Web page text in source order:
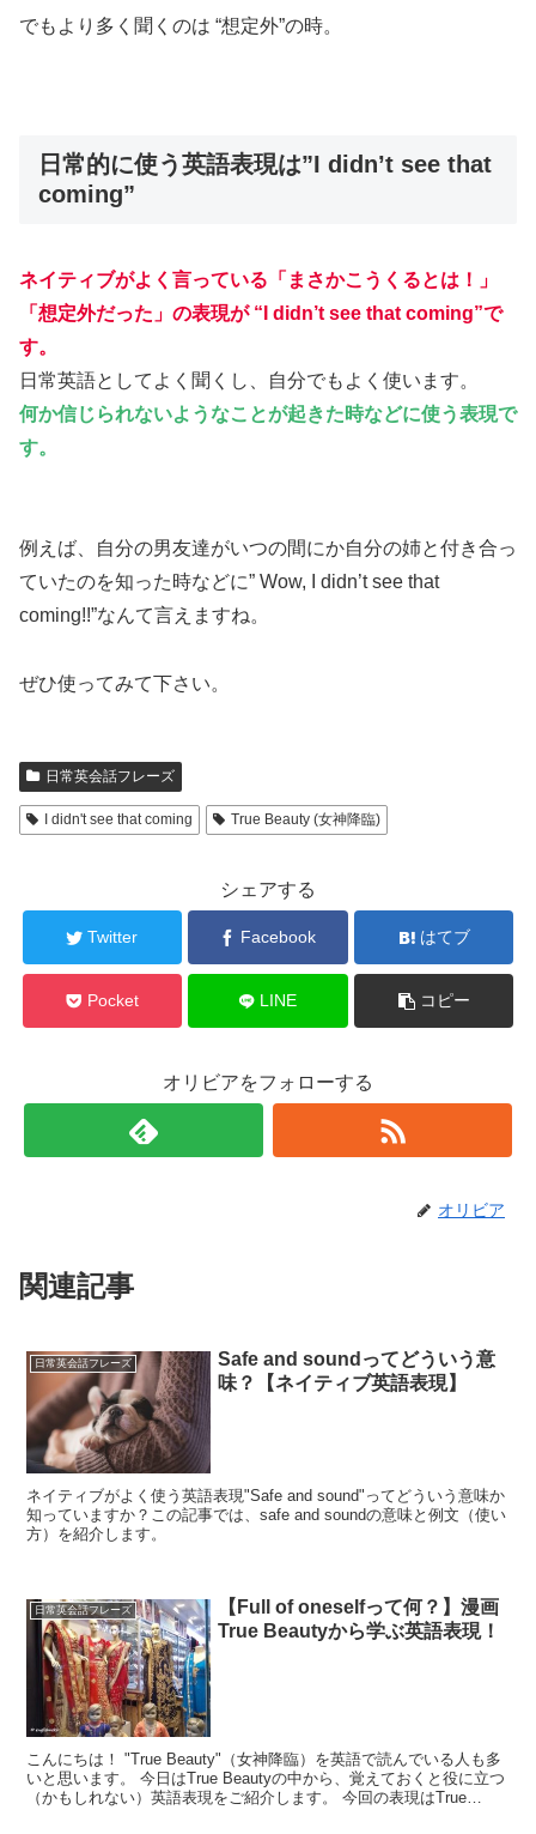
でも より多く聞くのは “想定外”の時。
日常的に使う英語表現は”I didn’t see that
coming”
ネイティブがよく言っている 「まさかこうくるとは！」
「想定外だった」の表現が “I didn’t see that coming”で
す。
日常英語としてよく聞くし、自分でもよく使います。
何か信じられないようなことが起きた時などに使う表現で
す。
例えば、
自分の男友達がいつの間にか自分の姉と付き合っ
ていたのを知った時などに” Wow, I didn’t see that
coming!!”なんて言えますね。
ぜひ使ってみて下さい。
日常英会話フレーズ
I didn't see that coming True Beauty (女神降臨)
シェアする
Twitter Facebook はてブ
Pocket LINE コピー
オリビアをフォローする
オリビア
関連記事
日常英会話フレーズ
Safe and soundってどういう意
味？【ネイティブ英語表現】
ネイティブがよく使う英語表現"Safe and sound"ってどういう意味か
知っていますか？この記事では、safe and soundの意味と例文（使い
方）を紹介します。
日常英会話フレーズ
【Full of oneselfって何？】漫画
True Beautyから学ぶ英語表現！
こんにちは！ "True Beauty"（女神降臨）を英語で読んでいる人も多
いと思います。 今日はTrue Beautyの中から、覚えておくと役に立つ
（かもしれない）英語表現をご紹介します。 今回の表現はTrue